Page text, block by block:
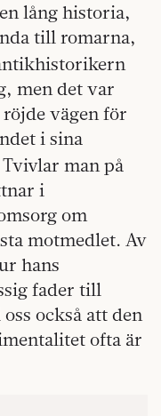
lång historia,
till romarna,
men det var
röjde vägen för
i sina
Tvivlar man på
i
om
motmedlet. Av
hans
fader till
också att den
ofta är